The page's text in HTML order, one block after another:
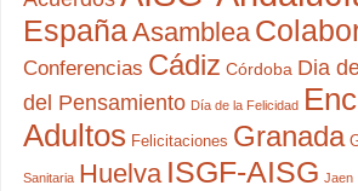
EspañaAsamblea
Conferencias Cádiz Córdoba Dia
del Pensamiento Día de la Felicidad
Adultos Felicitaciones Granada
Sanitaria Huelva ISGF-AISG Jaen